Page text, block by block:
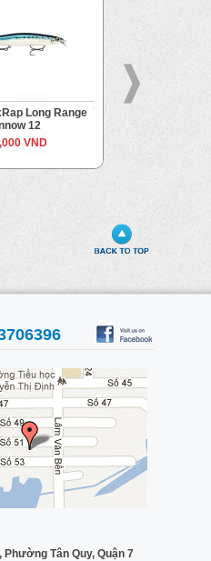
Long Range
12
VND
Tân Quy, Quận 7